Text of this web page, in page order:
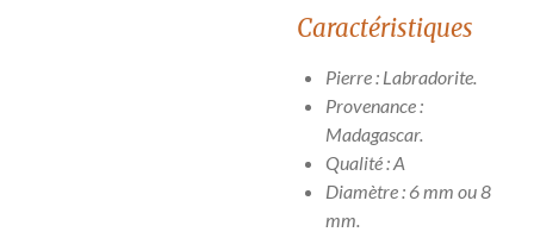
Caractéristiques
Pierre : Labradorite.
Provenance :
Madagascar.
Qualité : A
Diamètre : 6 mm ou 8
mm.